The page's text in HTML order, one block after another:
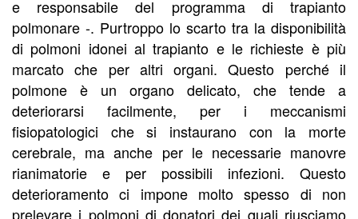
e responsabile del programma di trapianto
polmonare -. Purtroppo lo scarto tra la disponibilità
di polmoni idonei al trapianto e le richieste è più
marcato che per altri organi. Questo perché il
polmone è un organo delicato, che tende a
deteriorarsi facilmente, per i meccanismi
fisiopatologici che si instaurano con la morte
cerebrale, ma anche per le necessarie manovre
rianimatorie e per possibili infezioni. Questo
deterioramento ci impone molto spesso di non
prelevare i polmoni di donatori dei quali riusciamo